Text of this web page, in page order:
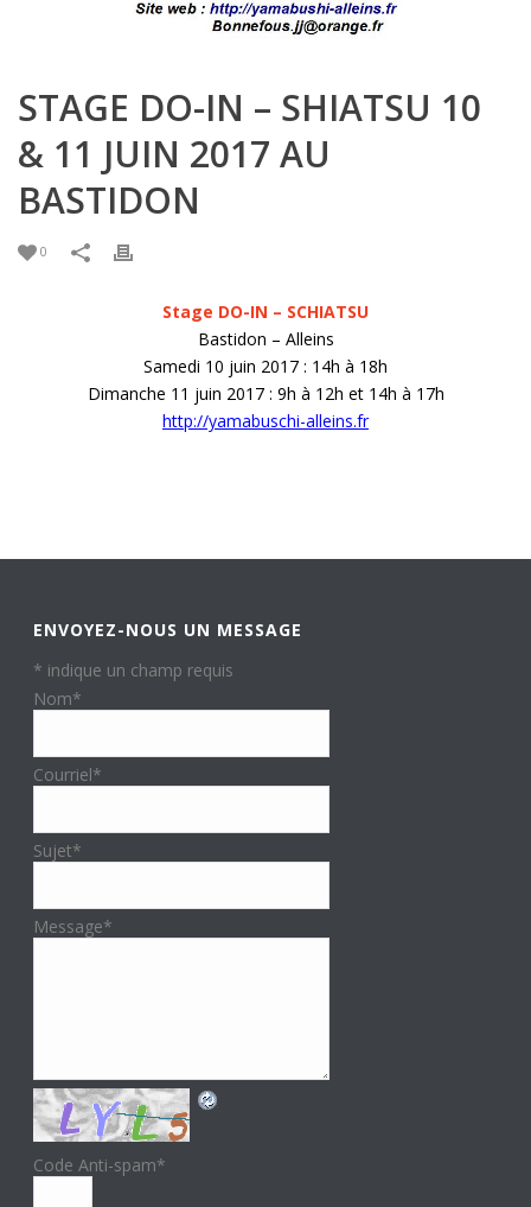
STAGE DO-IN – SHIATSU 10
& 11 JUIN 2017 AU
BASTIDON
0
Stage DO-IN – SCHIATSU
Bastidon – Alleins
Samedi 10 juin 2017 : 14h à 18h
Dimanche 11 juin 2017 : 9h à 12h et 14h à 17h
http://yamabuschi-alleins.fr
ENVOYEZ-NOUS UN MESSAGE
* indique un champ requis
Nom*
Courriel*
Sujet*
Message*
Code Anti-spam*